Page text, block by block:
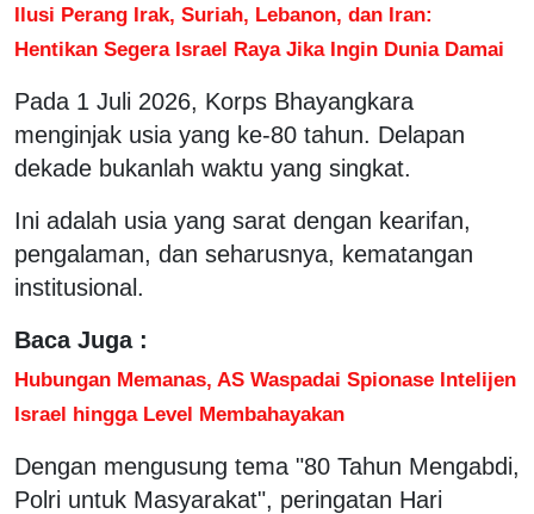
Ilusi Perang Irak, Suriah, Lebanon, dan Iran:
Hentikan Segera Israel Raya Jika Ingin Dunia Damai
Pada 1 Juli 2026, Korps Bhayangkara
menginjak usia yang ke-80 tahun. Delapan
dekade bukanlah waktu yang singkat.
Ini adalah usia yang sarat dengan kearifan,
pengalaman, dan seharusnya, kematangan
institusional.
Baca Juga :
Hubungan Memanas, AS Waspadai Spionase Intelijen
Israel hingga Level Membahayakan
Dengan mengusung tema "80 Tahun Mengabdi,
Polri untuk Masyarakat", peringatan Hari